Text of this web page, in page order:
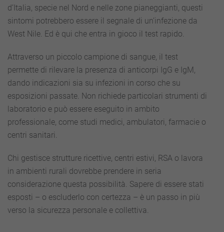
d’Italia, specie nel Nord e nelle zone pianeggianti, questi
sintomi potrebbero essere il segnale di un’infezione da
West Nile. Ed è qui che entra in gioco il test rapido.
Attraverso un piccolo campione di sangue, il test
permette di rilevare la presenza di anticorpi IgG e IgM,
dando indicazioni sia su infezioni in corso che su
esposizioni passate. Non richiede particolari strumenti di
laboratorio e può essere eseguito in ambito
professionale, come studi medici, ambulatori, farmacie o
centri sanitari.
Chi gestisce strutture ricettive, centri estivi, RSA o lavora
in ambienti rurali dovrebbe prendere in seria
considerazione questa possibilità. Sapere di essere stati
esposti – o escluderlo con certezza – è un passo in più
verso la sicurezza personale e collettiva.